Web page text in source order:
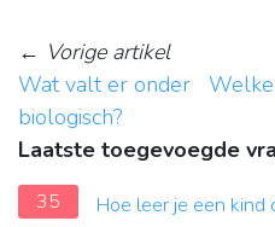
← Vorige artikel
Wat valt er onder
biologisch?
Laatste toegevoegde
35
Hoe leer je een kind